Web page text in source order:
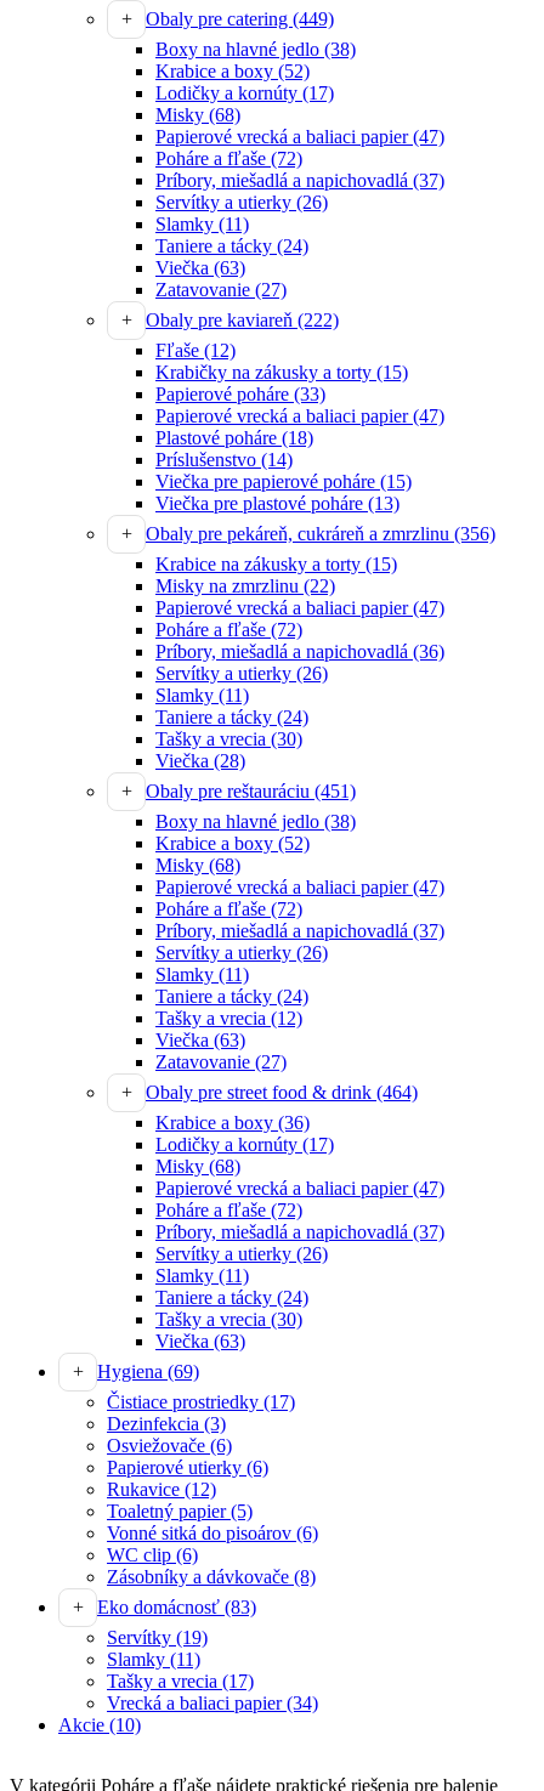
Obaly pre catering (449)
Boxy na hlavné jedlo (38)
Krabice a boxy (52)
Lodičky a kornúty (17)
Misky (68)
Papierové vrecká a baliaci papier(47)
Poháre a fľaše (72)
Príbory, miešadlá a napichovadlá (37)
Servítky a utierky (26)
Slamky (11)
Taniere a tácky (24)
Viečka (63)
Zatavovanie (27)
Obaly pre kaviareň (222)
Fľaše (12)
Krabičky na zákusky a torty (15)
Papierové poháre (33)
Papierové vrecká a baliaci papier(47)
Plastové poháre (18)
Príslušenstvo (14)
Viečka pre papierové poháre (15)
Viečka pre plastové poháre (13)
Obaly pre pekáreň, cukráreň a zmrzlinu (356)
Krabice na zákusky a torty (15)
Misky na zmrzlinu (22)
Papierové vrecká a baliaci papier(47)
Poháre a fľaše (72)
Príbory, miešadlá a napichovadlá (36)
Servítky a utierky (26)
Slamky (11)
Taniere a tácky (24)
Tašky a vrecia (30)
Viečka (28)
Obaly pre reštauráciu (451)
Boxy na hlavné jedlo (38)
Krabice a boxy (52)
Misky (68)
Papierové vrecká a baliaci papier(47)
Poháre a fľaše (72)
Príbory, miešadlá a napichovadlá (37)
Servítky a utierky (26)
Slamky (11)
Taniere a tácky (24)
Tašky a vrecia (12)
Viečka (63)
Zatavovanie (27)
Obaly pre street food & drink (464)
Krabice a boxy (36)
Lodičky a kornúty (17)
Misky (68)
Papierové vrecká a baliaci papier(47)
Poháre a fľaše (72)
Príbory, miešadlá a napichovadlá (37)
Servítky a utierky (26)
Slamky (11)
Taniere a tácky (24)
Tašky a vrecia (30)
Viečka (63)
Hygiena (69)
Čistiace prostriedky (17)
Dezinfekcia (3)
Osviežovače (6)
Papierové utierky (6)
Rukavice (12)
Toaletný papier(5)
Vonné sitká do pisoárov (6)
WC clip (6)
Zásobníky a dávkovače (8)
Eko domácnosť (83)
Servítky (19)
Slamky (11)
Tašky a vrecia (17)
Vrecká a baliaci papier(34)
Akcie (10)
V kategórii Poháre a fľaše nájdete praktické riešenia pre balenie